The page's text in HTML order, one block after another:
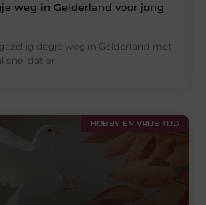
weg in Gelderland voor jong
dagje weg in Gelderland met
snel dat er
HOBBY EN VRIJE TIJD